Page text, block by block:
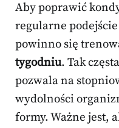
Aby poprawić
regularne
powinno się
tygodniu. Tak
pozwala na
wydolności
formy. Ważne jest,